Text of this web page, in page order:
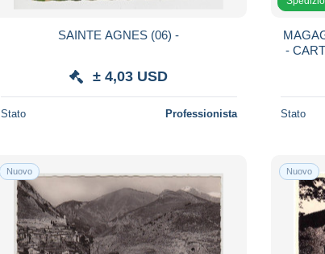
SAINTE AGNES (06) -
± 4,03 USD
Stato Professionista
-
Stato
Nuovo Nuovo